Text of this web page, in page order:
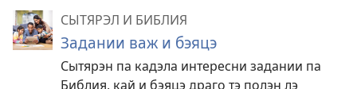
СЫТЯРЭЛ И БИБЛИЯ
Задании важ и бэяцэ
Сытярэн па кадэла интересни задании па
Библия, кай и бэяцэ драго тэ полэн лэ